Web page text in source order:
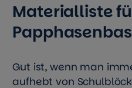
Materialliste
Gut ist, wenn man
aufhebt von